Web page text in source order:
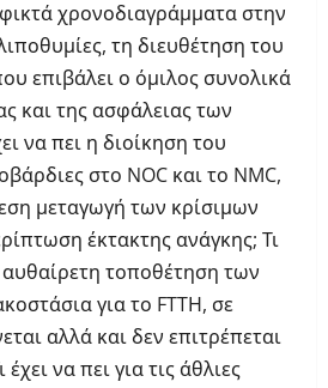
χρονοδιαγράμματα στην
τη διευθέτηση του
επιβάλει ο όμιλος συνολικά
και της ασφάλειας των
να πει η διοίκηση του
στο NOC και το NMC,
μεταγωγή των κρίσιμων
έκτακτης ανάγκης; Τι
αυθαίρετη τοποθέτηση των
για το FTTΗ, σε
αλλά και δεν επιτρέπεται
να πει για τις άθλιες